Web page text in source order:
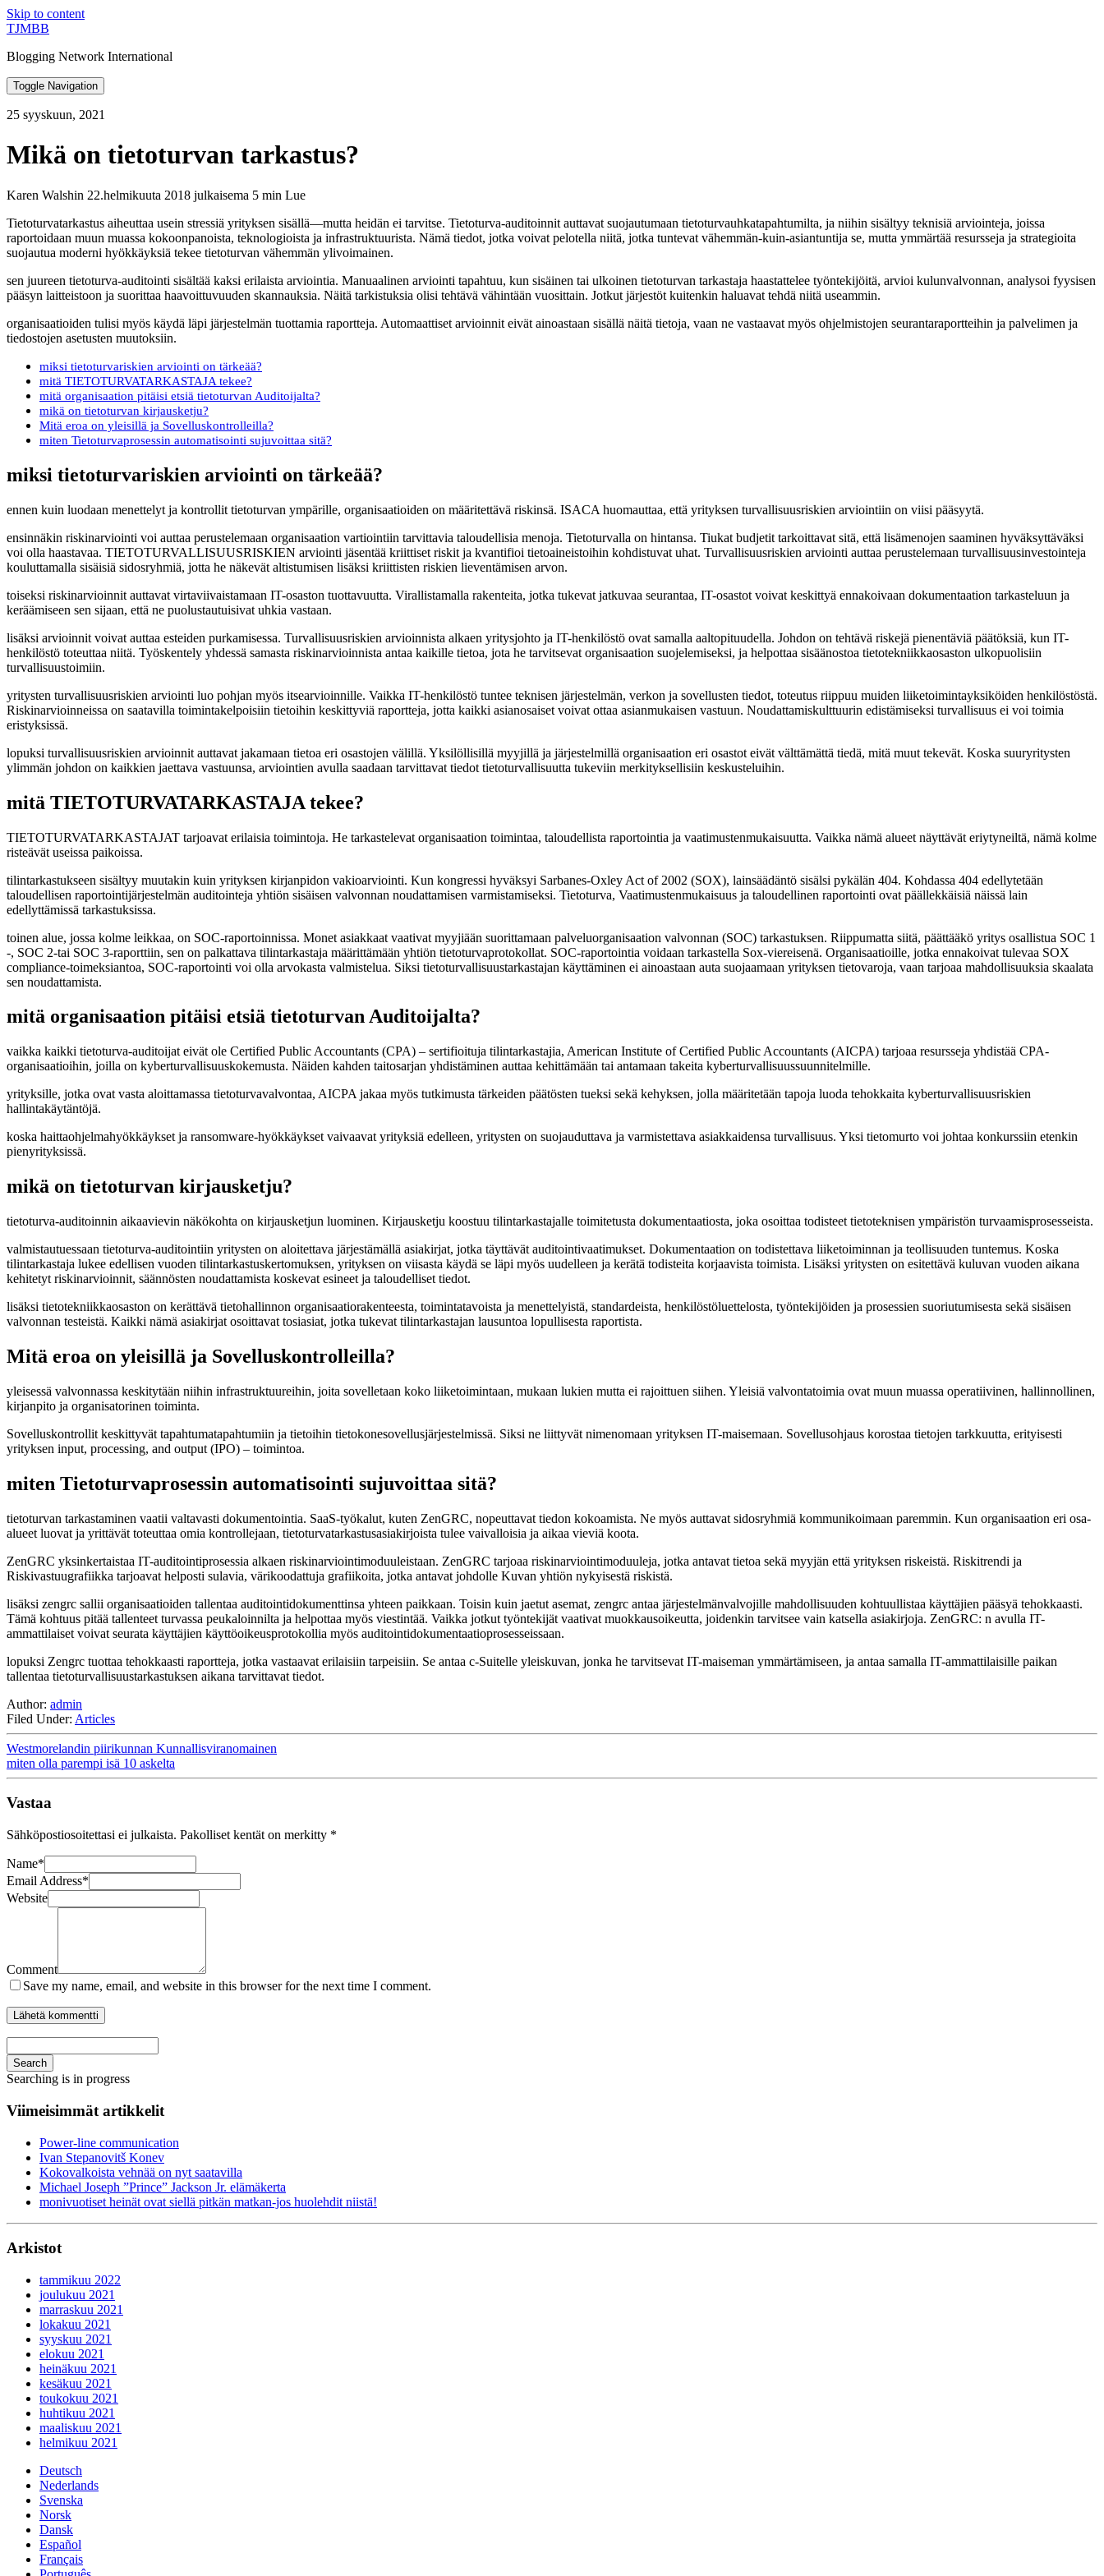
Skip to content
TJMBB
Blogging Network International
Toggle Navigation
25 syyskuun, 2021
Mikä on tietoturvan tarkastus?
Karen Walshin 22.helmikuuta 2018 julkaisema 5 min Lue
Tietoturvatarkastus aiheuttaa usein stressiä yrityksen sisällä—mutta heidän ei tarvitse. Tietoturva-auditoinnit auttavat suojautumaan tietoturvauhkatapahtumilta, ja niihin sisältyy teknisiä arviointeja, joissa
raportoidaan muun muassa kokoonpanoista, teknologioista ja infrastruktuurista. Nämä tiedot, jotka voivat pelotella niitä, jotka tuntevat vähemmän-kuin-asiantuntija se, mutta ymmärtää resursseja ja strategioita
suojautua moderni hyökkäyksiä tekee tietoturvan vähemmän ylivoimainen.
sen juureen tietoturva-auditointi sisältää kaksi erilaista arviointia. Manuaalinen arviointi tapahtuu, kun sisäinen tai ulkoinen tietoturvan tarkastaja haastattelee työntekijöitä, arvioi kulunvalvonnan, analysoi fyysisen
pääsyn laitteistoon ja suorittaa haavoittuvuuden skannauksia. Näitä tarkistuksia olisi tehtävä vähintään vuosittain. Jotkut järjestöt kuitenkin haluavat tehdä niitä useammin.
organisaatioiden tulisi myös käydä läpi järjestelmän tuottamia raportteja. Automaattiset arvioinnit eivät ainoastaan sisällä näitä tietoja, vaan ne vastaavat myös ohjelmistojen seurantaraportteihin ja palvelimen ja
tiedostojen asetusten muutoksiin.
miksi tietoturvariskien arviointi on tärkeää?
mitä TIETOTURVATARKASTAJA tekee?
mitä organisaation pitäisi etsiä tietoturvan Auditoijalta?
mikä on tietoturvan kirjausketju?
Mitä eroa on yleisillä ja Sovelluskontrolleilla?
miten Tietoturvaprosessin automatisointi sujuvoittaa sitä?
miksi tietoturvariskien arviointi on tärkeää?
ennen kuin luodaan menettelyt ja kontrollit tietoturvan ympärille, organisaatioiden on määritettävä riskinsä. ISACA huomauttaa, että yrityksen turvallisuusriskien arviointiin on viisi pääsyytä.
ensinnäkin riskinarviointi voi auttaa perustelemaan organisaation vartiointiin tarvittavia taloudellisia menoja. Tietoturvalla on hintansa. Tiukat budjetit tarkoittavat sitä, että lisämenojen saaminen hyväksyttäväksi
voi olla haastavaa. TIETOTURVALLISUUSRISKIEN arviointi jäsentää kriittiset riskit ja kvantifioi tietoaineistoihin kohdistuvat uhat. Turvallisuusriskien arviointi auttaa perustelemaan turvallisuusinvestointeja
kouluttamalla sisäisiä sidosryhmiä, jotta he näkevät altistumisen lisäksi kriittisten riskien lieventämisen arvon.
toiseksi riskinarvioinnit auttavat virtaviivaistamaan IT-osaston tuottavuutta. Virallistamalla rakenteita, jotka tukevat jatkuvaa seurantaa, IT-osastot voivat keskittyä ennakoivaan dokumentaation tarkasteluun ja
keräämiseen sen sijaan, että ne puolustautuisivat uhkia vastaan.
lisäksi arvioinnit voivat auttaa esteiden purkamisessa. Turvallisuusriskien arvioinnista alkaen yritysjohto ja IT-henkilöstö ovat samalla aaltopituudella. Johdon on tehtävä riskejä pienentäviä päätöksiä, kun IT-
henkilöstö toteuttaa niitä. Työskentely yhdessä samasta riskinarvioinnista antaa kaikille tietoa, jota he tarvitsevat organisaation suojelemiseksi, ja helpottaa sisäänostoa tietotekniikkaosaston ulkopuolisiin
turvallisuustoimiin.
yritysten turvallisuusriskien arviointi luo pohjan myös itsearvioinnille. Vaikka IT-henkilöstö tuntee teknisen järjestelmän, verkon ja sovellusten tiedot, toteutus riippuu muiden liiketoimintayksiköiden henkilöstöstä.
Riskinarvioinneissa on saatavilla toimintakelpoisiin tietoihin keskittyviä raportteja, jotta kaikki asianosaiset voivat ottaa asianmukaisen vastuun. Noudattamiskulttuurin edistämiseksi turvallisuus ei voi toimia
eristyksissä.
lopuksi turvallisuusriskien arvioinnit auttavat jakamaan tietoa eri osastojen välillä. Yksilöllisillä myyjillä ja järjestelmillä organisaation eri osastot eivät välttämättä tiedä, mitä muut tekevät. Koska suuryritysten
ylimmän johdon on kaikkien jaettava vastuunsa, arviointien avulla saadaan tarvittavat tiedot tietoturvallisuutta tukeviin merkityksellisiin keskusteluihin.
mitä TIETOTURVATARKASTAJA tekee?
TIETOTURVATARKASTAJAT tarjoavat erilaisia toimintoja. He tarkastelevat organisaation toimintaa, taloudellista raportointia ja vaatimustenmukaisuutta. Vaikka nämä alueet näyttävät eriytyneiltä, nämä kolme
risteävät useissa paikoissa.
tilintarkastukseen sisältyy muutakin kuin yrityksen kirjanpidon vakioarviointi. Kun kongressi hyväksyi Sarbanes-Oxley Act of 2002 (SOX), lainsäädäntö sisälsi pykälän 404. Kohdassa 404 edellytetään
taloudellisen raportointijärjestelmän auditointeja yhtiön sisäisen valvonnan noudattamisen varmistamiseksi. Tietoturva, Vaatimustenmukaisuus ja taloudellinen raportointi ovat päällekkäisiä näissä lain
edellyttämissä tarkastuksissa.
toinen alue, jossa kolme leikkaa, on SOC-raportoinnissa. Monet asiakkaat vaativat myyjiään suorittamaan palveluorganisaation valvonnan (SOC) tarkastuksen. Riippumatta siitä, päättääkö yritys osallistua SOC 1
-, SOC 2-tai SOC 3-raporttiin, sen on palkattava tilintarkastaja määrittämään yhtiön tietoturvaprotokollat. SOC-raportointia voidaan tarkastella Sox-viereisenä. Organisaatioille, jotka ennakoivat tulevaa SOX
compliance-toimeksiantoa, SOC-raportointi voi olla arvokasta valmistelua. Siksi tietoturvallisuustarkastajan käyttäminen ei ainoastaan auta suojaamaan yrityksen tietovaroja, vaan tarjoaa mahdollisuuksia skaalata
sen noudattamista.
mitä organisaation pitäisi etsiä tietoturvan Auditoijalta?
vaikka kaikki tietoturva-auditoijat eivät ole Certified Public Accountants (CPA) – sertifioituja tilintarkastajia, American Institute of Certified Public Accountants (AICPA) tarjoaa resursseja yhdistää CPA-
organisaatioihin, joilla on kyberturvallisuuskokemusta. Näiden kahden taitosarjan yhdistäminen auttaa kehittämään tai antamaan takeita kyberturvallisuussuunnitelmille.
yrityksille, jotka ovat vasta aloittamassa tietoturvavalvontaa, AICPA jakaa myös tutkimusta tärkeiden päätösten tueksi sekä kehyksen, jolla määritetään tapoja luoda tehokkaita kyberturvallisuusriskien
hallintakäytäntöjä.
koska haittaohjelmahyökkäykset ja ransomware-hyökkäykset vaivaavat yrityksiä edelleen, yritysten on suojauduttava ja varmistettava asiakkaidensa turvallisuus. Yksi tietomurto voi johtaa konkurssiin etenkin
pienyrityksissä.
mikä on tietoturvan kirjausketju?
tietoturva-auditoinnin aikaavievin näkökohta on kirjausketjun luominen. Kirjausketju koostuu tilintarkastajalle toimitetusta dokumentaatiosta, joka osoittaa todisteet tietoteknisen ympäristön turvaamisprosesseista.
valmistautuessaan tietoturva-auditointiin yritysten on aloitettava järjestämällä asiakirjat, jotka täyttävät auditointivaatimukset. Dokumentaation on todistettava liiketoiminnan ja teollisuuden tuntemus. Koska
tilintarkastaja lukee edellisen vuoden tilintarkastuskertomuksen, yrityksen on viisasta käydä se läpi myös uudelleen ja kerätä todisteita korjaavista toimista. Lisäksi yritysten on esitettävä kuluvan vuoden aikana
kehitetyt riskinarvioinnit, säännösten noudattamista koskevat esineet ja taloudelliset tiedot.
lisäksi tietotekniikkaosaston on kerättävä tietohallinnon organisaatiorakenteesta, toimintatavoista ja menettelyistä, standardeista, henkilöstöluettelosta, työntekijöiden ja prosessien suoriutumisesta sekä sisäisen
valvonnan testeistä. Kaikki nämä asiakirjat osoittavat tosiasiat, jotka tukevat tilintarkastajan lausuntoa lopullisesta raportista.
Mitä eroa on yleisillä ja Sovelluskontrolleilla?
yleisessä valvonnassa keskitytään niihin infrastruktuureihin, joita sovelletaan koko liiketoimintaan, mukaan lukien mutta ei rajoittuen siihen. Yleisiä valvontatoimia ovat muun muassa operatiivinen, hallinnollinen,
kirjanpito ja organisatorinen toiminta.
Sovelluskontrollit keskittyvät tapahtumatapahtumiin ja tietoihin tietokonesovellusjärjestelmissä. Siksi ne liittyvät nimenomaan yrityksen IT-maisemaan. Sovellusohjaus korostaa tietojen tarkkuutta, erityisesti
yrityksen input, processing, and output (IPO) – toimintoa.
miten Tietoturvaprosessin automatisointi sujuvoittaa sitä?
tietoturvan tarkastaminen vaatii valtavasti dokumentointia. SaaS-työkalut, kuten ZenGRC, nopeuttavat tiedon kokoamista. Ne myös auttavat sidosryhmiä kommunikoimaan paremmin. Kun organisaation eri osa-
alueet luovat ja yrittävät toteuttaa omia kontrollejaan, tietoturvatarkastusasiakirjoista tulee vaivalloisia ja aikaa vieviä koota.
ZenGRC yksinkertaistaa IT-auditointiprosessia alkaen riskinarviointimoduuleistaan. ZenGRC tarjoaa riskinarviointimoduuleja, jotka antavat tietoa sekä myyjän että yrityksen riskeistä. Riskitrendi ja
Riskivastuugrafiikka tarjoavat helposti sulavia, värikoodattuja grafiikoita, jotka antavat johdolle Kuvan yhtiön nykyisestä riskistä.
lisäksi zengrc sallii organisaatioiden tallentaa auditointidokumenttinsa yhteen paikkaan. Toisin kuin jaetut asemat, zengrc antaa järjestelmänvalvojille mahdollisuuden kohtuullistaa käyttäjien pääsyä tehokkaasti.
Tämä kohtuus pitää tallenteet turvassa peukaloinnilta ja helpottaa myös viestintää. Vaikka jotkut työntekijät vaativat muokkausoikeutta, joidenkin tarvitsee vain katsella asiakirjoja. ZenGRC: n avulla IT-
ammattilaiset voivat seurata käyttäjien käyttöoikeusprotokollia myös auditointidokumentaatioprosesseissaan.
lopuksi Zengrc tuottaa tehokkaasti raportteja, jotka vastaavat erilaisiin tarpeisiin. Se antaa c-Suitelle yleiskuvan, jonka he tarvitsevat IT-maiseman ymmärtämiseen, ja antaa samalla IT-ammattilaisille paikan
tallentaa tietoturvallisuustarkastuksen aikana tarvittavat tiedot.
Author: admin
Filed Under: Articles
Westmorelandin piirikunnan Kunnallisviranomainen
miten olla parempi isä 10 askelta
Vastaa
Sähköpostiosoitettasi ei julkaista. Pakolliset kentät on merkitty *
Name*
Email Address*
Website
Comment
Save my name, email, and website in this browser for the next time I comment.
Search
Searching is in progress
Viimeisimmät artikkelit
Power-line communication
Ivan Stepanovitš Konev
Kokovalkoista vehnää on nyt saatavilla
Michael Joseph ”Prince” Jackson Jr. elämäkerta
monivuotiset heinät ovat siellä pitkän matkan-jos huolehdit niistä!
Arkistot
tammikuu 2022
joulukuu 2021
marraskuu 2021
lokakuu 2021
syyskuu 2021
elokuu 2021
heinäkuu 2021
kesäkuu 2021
toukokuu 2021
huhtikuu 2021
maaliskuu 2021
helmikuu 2021
Deutsch
Nederlands
Svenska
Norsk
Dansk
Español
Français